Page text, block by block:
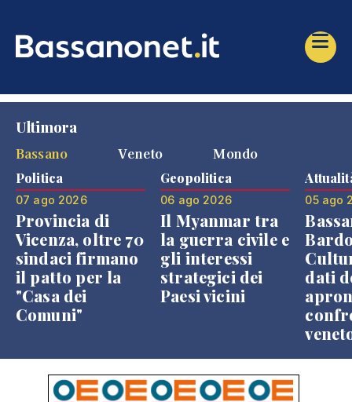
Ultimora
Bassano
Veneto Mondo
Politica
07 ago 2026
Provincia di
Vicenza, oltre 70
sindaci firmano
il patto per la
"Casa dei
Comuni"
Geopolitica
06 ago 2026
Il Myanmar tra
la guerra civile e
gli interessi
strategici dei
Paesi vicini
05 ago
dati